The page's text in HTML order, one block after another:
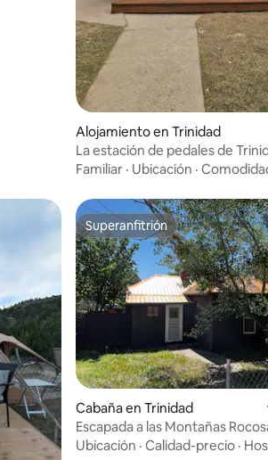
Alojamiento en Trinidad
La estación de pedales de
estadía amigable para bicicletas
Familiar · Ubicación ·
Superanfitrión
Superanfitrión
Cabaña en Trinidad
Escapada a las Montañas
Ubicación · Calidad-precio ·